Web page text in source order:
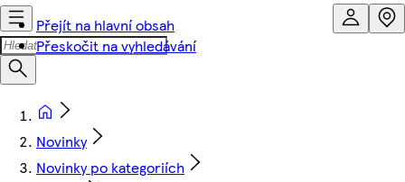
Přejít na hlavní obsah
Přeskočit na vyhledávání
Novinky
Novinky po kategoriích